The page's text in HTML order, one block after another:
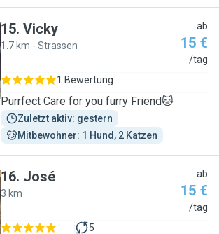
15. Vicky
1.7 km - Strassen
ab
15 €
/tag
1 Bewertung
Purrfect Care for you furry Friend🐱
Zuletzt aktiv: gestern
Mitbewohner: 1 Hund, 2 Katzen
16. José
3 km
ab
15 €
/tag
5